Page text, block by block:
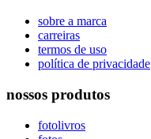
sobre a marca
carreiras
termos de uso
política de privacidade
nossos produtos
fotolivros